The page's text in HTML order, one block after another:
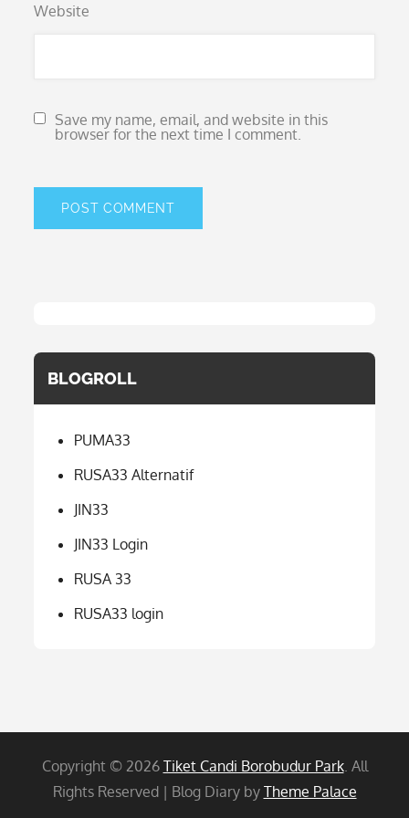
Website
Save my name, email, and website in this
browser for the next time I comment.
BLOGROLL
PUMA33
RUSA33 Alternatif
JIN33
JIN33 Login
RUSA 33
RUSA33 login
Copyright © 2026 Tiket Candi Borobudur Park. All
Rights Reserved | Blog Diary by Theme Palace